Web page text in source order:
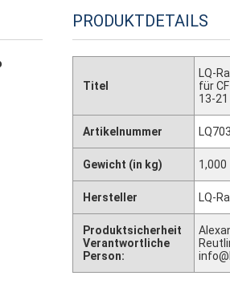
PRODUKTDETAILS
Titel
LQ-
für
13-21
Artikelnummer
Gewicht (in kg) 1,000
Hersteller LQ-
Produktsicherheit
Verantwortliche
Person: